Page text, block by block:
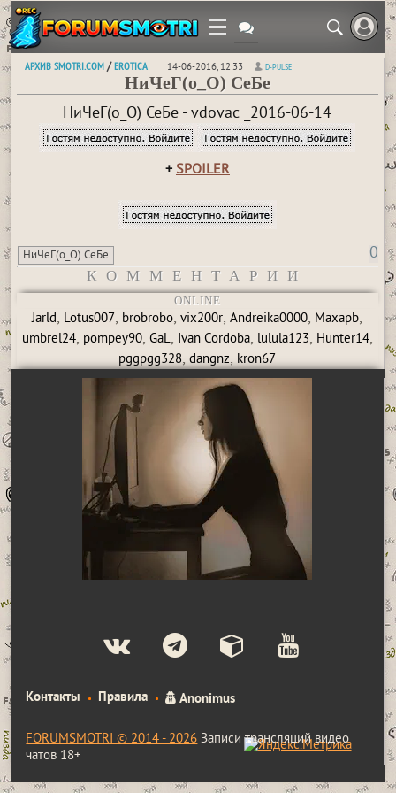
АРХИВ SMOTRI.COM /EROTICA 14-06-2016, 12:33 D-PULSE
НиЧеГ(о_О) СеБе
НиЧеГ(о_О) СеБе - vdovac _2016-06-14
+ SPOILER
НиЧеГ(о_О) СеБе 0
КОММЕНТАРИИ
ONLINE
Jarld, Lotus007, brobrobo,vix200r,Andreika0000, Maxapb,
umbrel24, pompey90, GaL, Ivan Cordoba, lulula123, Hunter14,
pggpgg328,dangnz, kron67
Контакты Правила Anonimus
FORUMSMOTRI © 2014 - 2026Записи трансляций видео
чатов 18+